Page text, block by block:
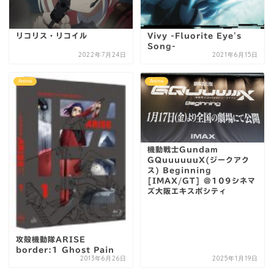
リコリス・リコイル
2022年7月24日
Vivy -Fluorite Eye's
Song-
2021年6月15日
Anime
攻殻機動隊ARISE
border:1 Ghost Pain
2013年6月26日
Anime
機動戦士Gundam
GQuuuuuuX(ジークアク
ス) Beginning
[IMAX/GT] @109シネマ
ズ大阪エキスポシティ
2025年1月19日